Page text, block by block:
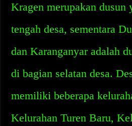
Kragen merupakan dusun
tengah desa, sementara
dan Karanganyar adalah
di bagian selatan desa.
memiliki beberapa
Kelurahan Turen Baru,